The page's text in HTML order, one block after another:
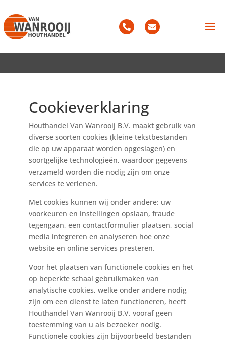
Cookieverklaring
Houthandel Van Wanrooij B.V. maakt gebruik van
diverse soorten cookies (kleine tekstbestanden
die op uw apparaat worden opgeslagen) en
soortgelijke technologieën, waardoor gegevens
verzameld worden die nodig zijn om onze
services te verlenen.
Met cookies kunnen wij onder andere: uw
voorkeuren en instellingen opslaan, fraude
tegengaan, een contactformulier plaatsen, social
media integreren en analyseren hoe onze
website en online services presteren.
Voor het plaatsen van functionele cookies en het
op beperkte schaal gebruikmaken van
analytische cookies, welke onder andere nodig
zijn om een dienst te laten functioneren, heeft
Houthandel Van Wanrooij B.V. vooraf geen
toestemming van u als bezoeker nodig.
Functionele cookies zijn bijvoorbeeld bestanden